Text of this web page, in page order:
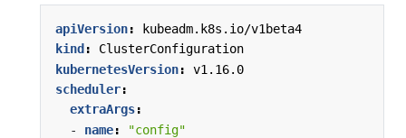
apiVersion:
kubeadm.k8s.io/v1beta4
kind :
ClusterConfiguration
kubernetesVersion:
v1.16.0
scheduler:
extraArgs:
- name:
"config"